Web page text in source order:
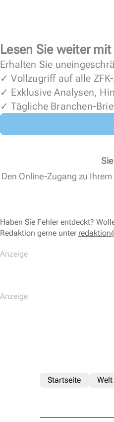
Lesen Sie weiter
Erhalten Sie
✓ Vollzugriff auf alle
✓ Exklusive Analysen,
✓ Tägliche Branchen-
Den Online-Zugang zu
Haben Sie Fehler entdeckt?
Redaktion gerne unter
Startseite Welt